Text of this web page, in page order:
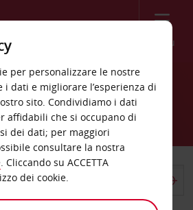
Menù
Emstek
per personalizzare le nostre
i dati e migliorare l’esperienza di
sito. Condividiamo i dati
affidabili che si occupano di
dei dati; per maggiori
consultare la nostra
. Cliccando su ACCETTA
dei cookie.